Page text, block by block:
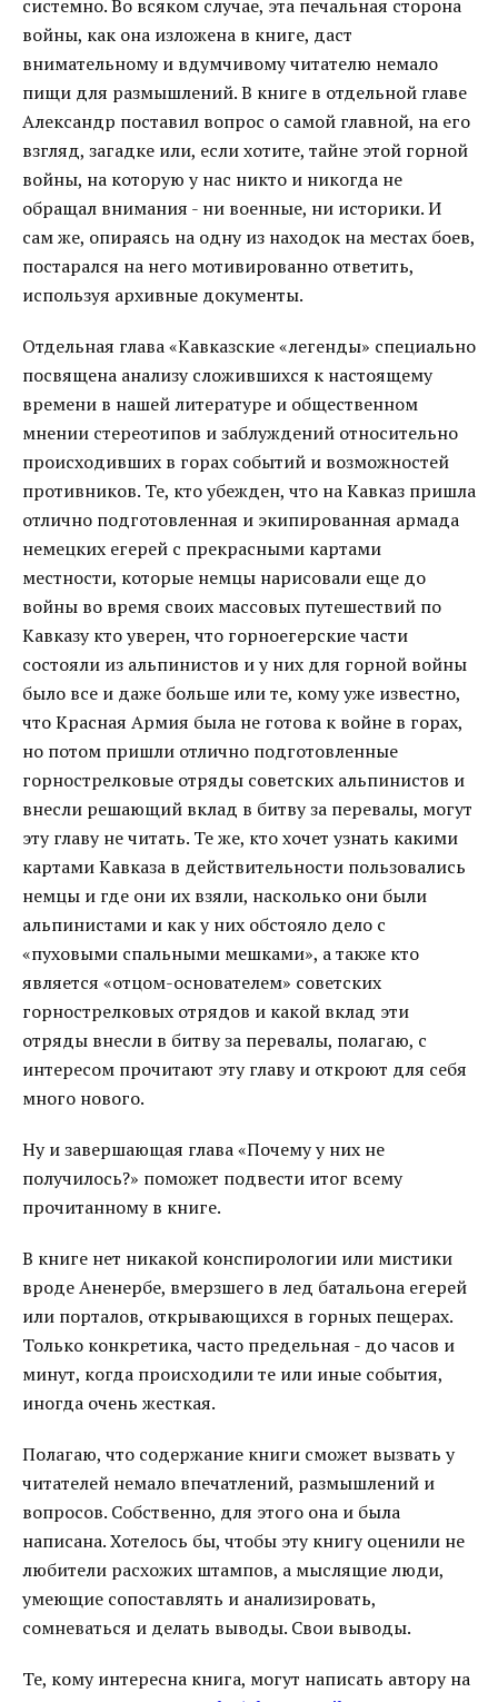
системно. Во всяком случае, эта печальная сторона
войны, как она изложена в книге, даст
внимательному и вдумчивому читателю немало
пищи для размышлений. В книге в отдельной главе
Александр поставил вопрос о самой главной, на его
взгляд, загадке или, если хотите, тайне этой горной
войны, на которую у нас никто и никогда не
обращал внимания - ни военные, ни историки. И
сам же, опираясь на одну из находок на местах боев,
постарался на него мотивированно ответить,
используя архивные документы.
Отдельная глава «Кавказские «легенды» специально
посвящена анализу сложившихся к настоящему
времени в нашей литературе и общественном
мнении стереотипов и заблуждений относительно
происходивших в горах событий и возможностей
противников. Те, кто убежден, что на Кавказ пришла
отлично подготовленная и экипированная армада
немецких егерей с прекрасными картами
местности, которые немцы нарисовали еще до
войны во время своих массовых путешествий по
Кавказу кто уверен, что горноегерские части
состояли из альпинистов и у них для горной войны
было все и даже больше или те, кому уже известно,
что Красная Армия была не готова к войне в горах,
но потом пришли отлично подготовленные
горнострелковые отряды советских альпинистов и
внесли решающий вклад в битву за перевалы, могут
эту главу не читать. Те же, кто хочет узнать какими
картами Кавказа в действительности пользовались
немцы и где они их взяли, насколько они были
альпинистами и как у них обстояло дело с
«пуховыми спальными мешками», а также кто
является «отцом-основателем» советских
горнострелковых отрядов и какой вклад эти
отряды внесли в битву за перевалы, полагаю, с
интересом прочитают эту главу и откроют для себя
много нового.
Ну и завершающая глава «Почему у них не
получилось?» поможет подвести итог всему
прочитанному в книге.
В книге нет никакой конспирологии или мистики
вроде Аненербе, вмерзшего в лед батальона егерей
или порталов, открывающихся в горных пещерах.
Только конкретика, часто предельная - до часов и
минут, когда происходили те или иные события,
иногда очень жесткая.
Полагаю, что содержание книги сможет вызвать у
читателей немало впечатлений, размышлений и
вопросов. Собственно, для этого она и была
написана. Хотелось бы, чтобы эту книгу оценили не
любители расхожих штампов, а мыслящие люди,
умеющие сопоставлять и анализировать,
сомневаться и делать выводы. Свои выводы.
Те, кому интересна книга, могут написать автору на